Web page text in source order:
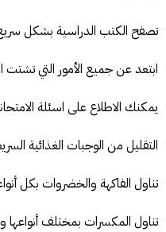
تصفح الكتب الدراسية بشكل
ابتعد عن جميع الأمور التي تشتت
يمكنك الاطلاع على اسئلة
التقليل من الوجبات الغذائية
تناول الفاكهة والخضروات بكل
تناول المكسرات بمختلف أنواعها